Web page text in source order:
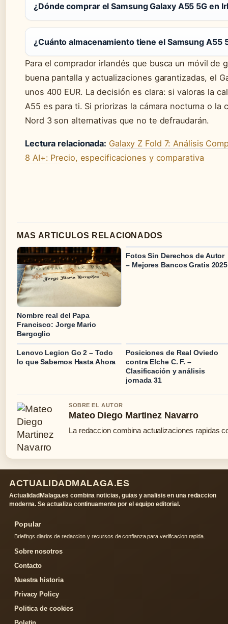
¿Dónde comprar el Samsung Galaxy A55 5G en
¿Cuánto almacenamiento tiene el Samsung A55
Para el comprador irlandés que busca un móvil de
buena pantalla y actualizaciones garantizadas, el
unos 400 EUR. La decisión es clara: si valoras la
A55 es para ti. Si priorizas la cámara nocturna o la
Nord 3 son alternativas que no te defraudarán.
Lectura relacionada: Galaxy Z Fold 7: Análisis
8 AI+: Precio, especificaciones y comparativa
MAS ARTICULOS RELACIONADOS
Nombre real del Papa
Francisco: Jorge Mario
Bergoglio
Fotos Sin Derechos de Autor
– Mejores Bancos Gratis 2025
Lenovo Legion Go 2 – Todo
lo que Sabemos Hasta Ahora
Posiciones de Real Oviedo
contra Elche C. F. –
Clasificación y análisis
jornada 31
SOBRE EL AUTOR
Mateo Diego Martinez Navarro
La redaccion combina actualizaciones rapidas
ACTUALIDADMALAGA.ES
ActualidadMalaga.es combina noticias, guias y analisis en una redaccion
moderna. Se actualiza continuamente por el equipo editorial.
Popular
Briefings diarios de redaccion y recursos de confianza para verificacion rapida.
Sobre nosotros
Contacto
Nuestra historia
Privacy Policy
Politica de cookies